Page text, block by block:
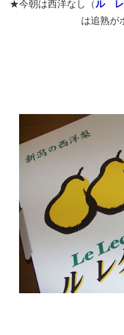
★今朝は西洋なし（ル レ
は追熟が